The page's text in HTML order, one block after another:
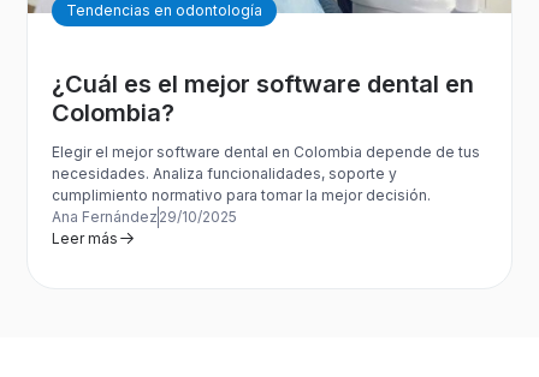
Tendencias en odontología
¿Cuál es el mejor software dental en
Colombia?
Elegir el mejor software dental en Colombia depende de tus
necesidades. Analiza funcionalidades, soporte y
cumplimiento normativo para tomar la mejor decisión.
Ana Fernández 29/10/2025
Leer más